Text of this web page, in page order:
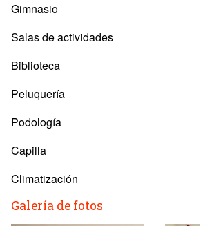
Gimnasio
Salas de actividades
Biblioteca
Peluquería
Podología
Capilla
Climatización
Galería de fotos